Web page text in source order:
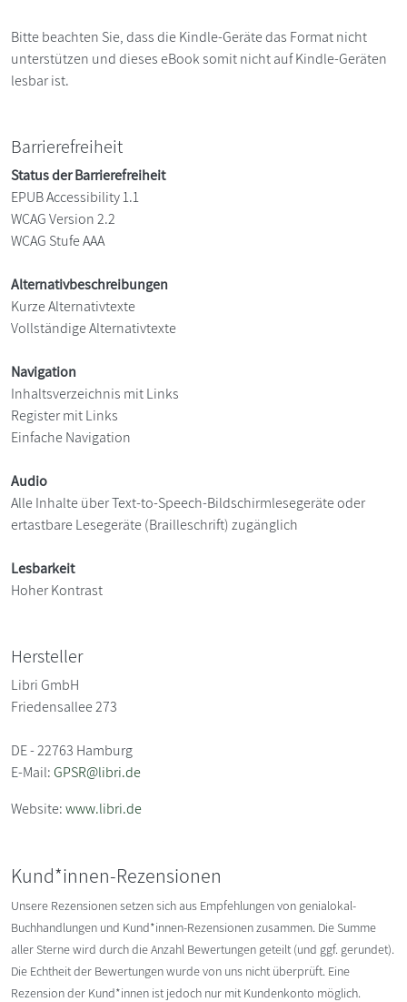
Bitte beachten Sie, dass die Kindle-Geräte das Format nicht
unterstützen und dieses eBook somit nicht auf Kindle-Geräten
lesbar ist.
Barrierefreiheit
Status der Barrierefreiheit
EPUB Accessibility 1.1
WCAG Version 2.2
WCAG Stufe AAA
Alternativbeschreibungen
Kurze Alternativtexte
Vollständige Alternativtexte
Navigation
Inhaltsverzeichnis mit Links
Register mit Links
Einfache Navigation
Audio
Alle Inhalte über Text-to-Speech-Bildschirmlesegeräte oder
ertastbare Lesegeräte (Brailleschrift) zugänglich
Lesbarkeit
Hoher Kontrast
Hersteller
Libri GmbH
Friedensallee 273
DE - 22763 Hamburg
E-Mail:GPSR@libri.de
Website:www.libri.de
Kund*innen-Rezensionen
Unsere Rezensionen setzen sich aus Empfehlungen von genialokal-
Buchhandlungen und Kund*innen-Rezensionen zusammen. Die Summe
aller Sterne wird durch die Anzahl Bewertungen geteilt (und ggf. gerundet).
Die Echtheit der Bewertungen wurde von uns nicht überprüft. Eine
Rezension der Kund*innen ist jedoch nur mit Kundenkonto möglich.